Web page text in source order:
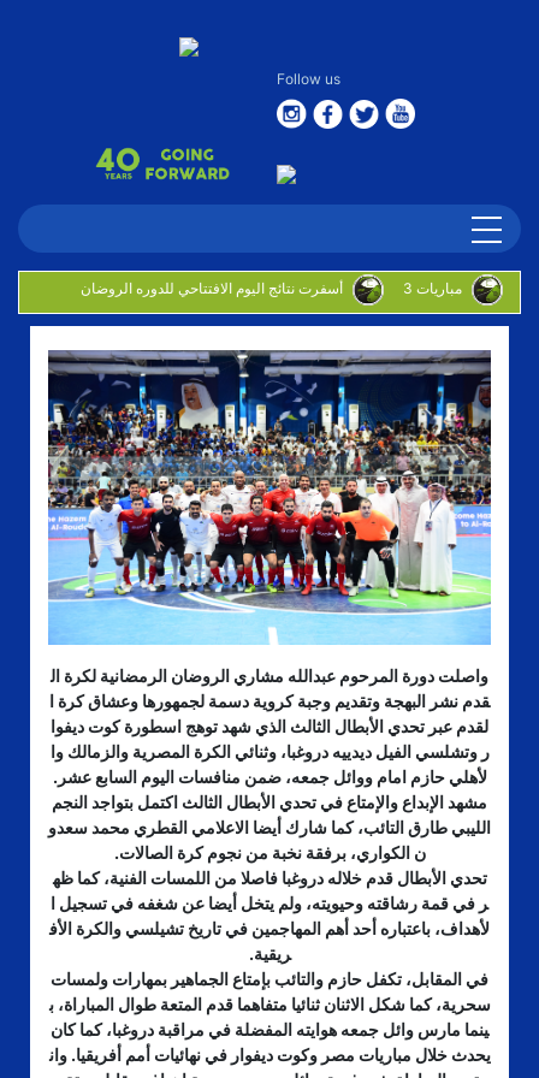
Follow us
أسفرت نتائج اليوم الافتتاحي للدوره الروضان 3 مباريات
واصلت دورة المرحوم عبدالله مشاري الروضان الرمضانية لكرة ال
قدم نشر البهجة وتقديم وجبة كروية دسمة لجمهورها وعشاق كرة ا
لقدم عبر تحدي الأبطال الثالث الذي شهد توهج اسطورة كوت ديفوا
ر وتشلسي الفيل ديدييه دروغبا، وثنائي الكرة المصرية والزمالك وا
لأهلي حازم امام ووائل جمعه، ضمن منافسات اليوم السابع عشر.
مشهد الإبداع والإمتاع في تحدي الأبطال الثالث اكتمل بتواجد النجم
الليبي طارق التائب، كما شارك أيضا الاعلامي القطري محمد سعدو
ن الكواري، برفقة نخبة من نجوم كرة الصالات.
تحدي الأبطال قدم خلاله دروغبا فاصلا من اللمسات الفنية، كما ظه
ر في قمة رشاقته وحيويته، ولم يتخل أيضا عن شغفه في تسجيل ا
لأهداف، باعتباره أحد أهم المهاجمين في تاريخ تشيلسي والكرة الأف
ريقية.
في المقابل، تكفل حازم والتائب بإمتاع الجماهير بمهارات ولمسات
سحرية، كما شكل الاثنان ثنائيا متفاهما قدم المتعة طوال المباراة، ب
ينما مارس وائل جمعه هوايته المفضلة في مراقبة دروغبا، كما كان
يحدث خلال مباريات مصر وكوت ديفوار في نهائيات أمم أفريقيا. وان